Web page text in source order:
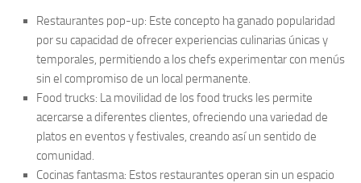
Restaurantes pop-up: Este concepto ha ganado popularidad
por su capacidad de ofrecer experiencias culinarias únicas y
temporales, permitiendo a los chefs experimentar con menús
sin el compromiso de un local permanente.
Food trucks: La movilidad de los food trucks les permite
acercarse a diferentes clientes, ofreciendo una variedad de
platos en eventos y festivales, creando así un sentido de
comunidad.
Cocinas fantasma: Estos restaurantes operan sin un espacio